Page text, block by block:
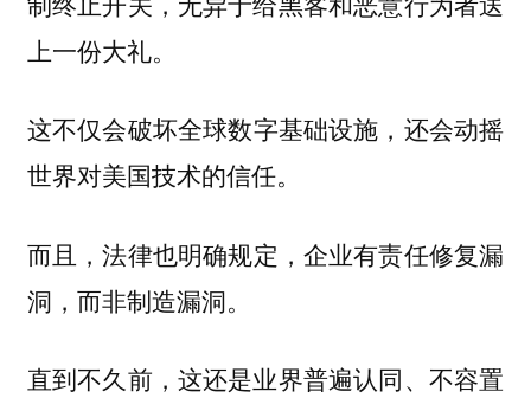
上一份大礼。
这不仅会破坏全球数字基础设施 ，还会动摇
世界对美国技术的信任。
而且，法律也明确规定， 企业有责任修复漏
洞，而非制造漏洞。
直到不久前，这还是业界普遍认同、不容置